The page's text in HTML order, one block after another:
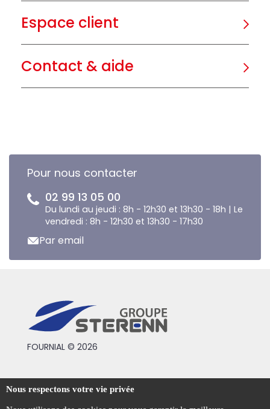
Espace client
Contact & aide
Pour nous contacter
02 99 13 05 00
Du lundi au jeudi : 8h - 12h30 et 13h30 - 18h | Le
vendredi : 8h - 12h30 et 13h30 - 17h30
Par email
FOURNIAL © 2026
Conditions générales de vente
Mentions légales
Nous respectons votre vie privée